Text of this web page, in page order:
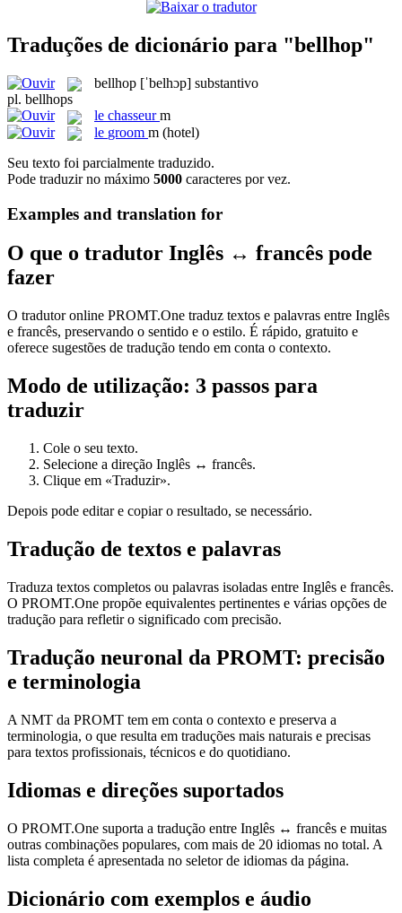
Traduções de dicionário para "bellhop"
bellhop [ˈbelhɔp] substantivo
pl. bellhops
le chasseur m
le groom m (hotel)
Seu texto foi parcialmente traduzido.
Pode traduzir no máximo 5000 caracteres por vez.
Examples and translation for
O que o tradutor Inglês ↔ francês pode
fazer
O tradutor online PROMT.One traduz textos e palavras entre Inglês
e francês, preservando o sentido e o estilo. É rápido, gratuito e
oferece sugestões de tradução tendo em conta o contexto.
Modo de utilização: 3 passos para
traduzir
Cole o seu texto.
Selecione a direção Inglês ↔ francês.
Clique em «Traduzir».
Depois pode editar e copiar o resultado, se necessário.
Tradução de textos e palavras
Traduza textos completos ou palavras isoladas entre Inglês e francês.
O PROMT.One propõe equivalentes pertinentes e várias opções de
tradução para refletir o significado com precisão.
Tradução neuronal da PROMT: precisão
e terminologia
A NMT da PROMT tem em conta o contexto e preserva a
terminologia, o que resulta em traduções mais naturais e precisas
para textos profissionais, técnicos e do quotidiano.
Idiomas e direções suportados
O PROMT.One suporta a tradução entre Inglês ↔ francês e muitas
outras combinações populares, com mais de 20 idiomas no total. A
lista completa é apresentada no seletor de idiomas da página.
Dicionário com exemplos e áudio